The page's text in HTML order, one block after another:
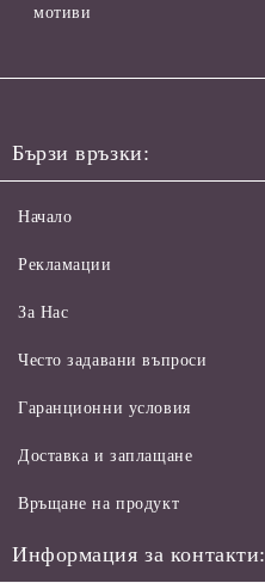
мотиви
Бързи връзки:
Начало
Рекламации
За Нас
Често задавани въпроси
Гаранционни условия
Доставка и заплащане
Връщане на продукт
Информация за контакти: